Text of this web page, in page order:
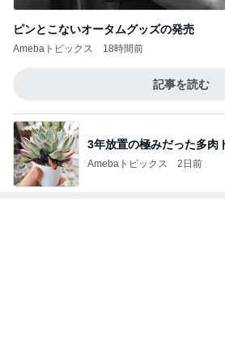
ピンとこないオータムグッズの発売
Amebaトピックス 18時間前
記事を読む
3年放置の極みだった多肉
Amebaトピックス 2日前